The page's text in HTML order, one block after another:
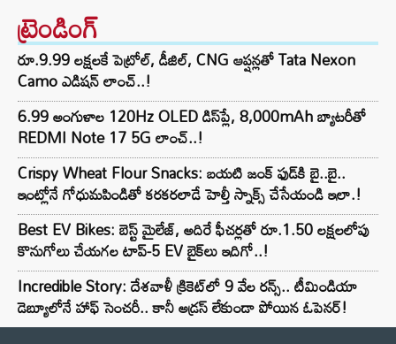
ట్రెండింగ్‌
రూ.9.99 లక్షలకే పెట్రోల్, డీజిల్, CNG ఆప్షన్లతో Tata Nexon
Camo ఎడిషన్ లాంచ్..!
6.99 అంగుళాల 120Hz OLED డిస్‌ప్లే, 8,000mAh బ్యాటరీతో
REDMI Note 17 5G లాంచ్..!
Crispy Wheat Flour Snacks: బయటి జంక్ ఫుడ్‌కి బై..బై..
ఇంట్లోనే గోధుమపిండితో కరకరలాడే హెల్తీ స్నాక్స్ చేసేయండి ఇలా.!
Best EV Bikes: బెస్ట్ మైలేజ్, అదిరే ఫీచర్లతో రూ.1.50 లక్షలలోపు
కొనుగోలు చేయగల టాప్-5 EV బైక్‌లు ఇదిగో..!
Incredible Story: దేశవాళీ క్రికెట్‌లో 9 వేల రన్స్.. టీమిండియా
డెబ్యూలోనే హాఫ్ సెంచరీ.. కానీ అడ్రస్ లేకుండా పోయిన ఓపెనర్!